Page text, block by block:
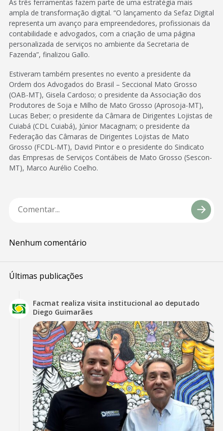
As três ferramentas fazem parte de uma estratégia mais
ampla de transformação digital. “O lançamento da Sefaz Digital
representa um avanço para empreendedores, profissionais da
contabilidade e advogados, com a criação de uma página
personalizada de serviços no ambiente da Secretaria de
Fazenda”, finalizou Gallo.
Estiveram também presentes no evento a presidente da
Ordem dos Advogados do Brasil – Seccional Mato Grosso
(OAB-MT), Gisela Cardoso; o presidente da Associação dos
Produtores de Soja e Milho de Mato Grosso (Aprosoja-MT),
Lucas Beber; o presidente da Câmara de Dirigentes Lojistas de
Cuiabá (CDL Cuiabá), Júnior Macagnam; o presidente da
Federação das Câmaras de Dirigentes Lojistas de Mato
Grosso (FCDL-MT), David Pintor e o presidente do Sindicato
das Empresas de Serviços Contábeis de Mato Grosso (Sescon-
MT), Marco Aurélio Coelho.
Nenhum comentário
Últimas publicações
Facmat realiza visita institucional ao deputado
Diego Guimarães